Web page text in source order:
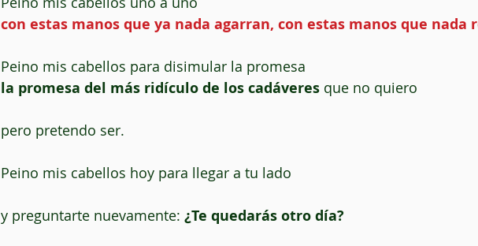
con estas manos que ya nada agarran, con estas manos que nada
Peino mis cabellos para disimular la promesa
la promesa del más ridículo de los cadáveres que no quiero
pero pretendo ser.
Peino mis cabellos hoy para llegar a tu lado
y preguntarte nuevamente: ¿Te quedarás otro día?